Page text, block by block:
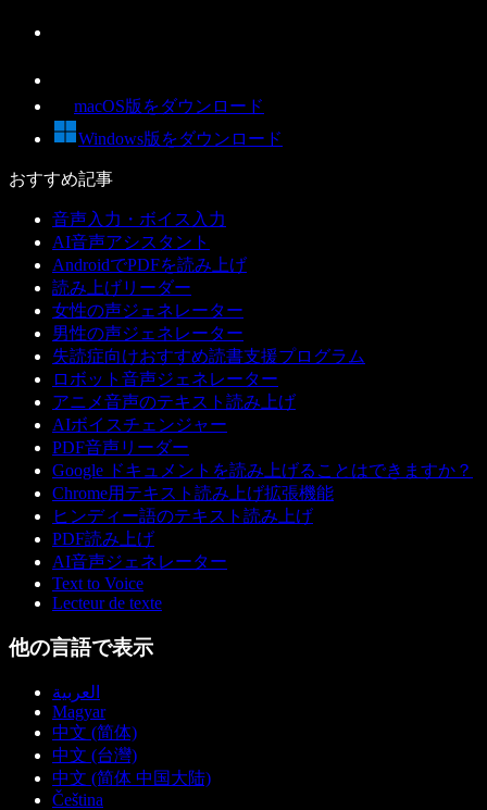
macOS版をダウンロード
Windows版をダウンロード
おすすめ記事
音声入力・ボイス入力
AI音声アシスタント
AndroidでPDFを読み上げ
読み上げリーダー
女性の声ジェネレーター
男性の声ジェネレーター
失読症向けおすすめ読書支援プログラム
ロボット音声ジェネレーター
アニメ音声のテキスト読み上げ
AIボイスチェンジャー
PDF音声リーダー
Google ドキュメントを読み上げることはできますか？
Chrome用テキスト読み上げ拡張機能
ヒンディー語のテキスト読み上げ
PDF読み上げ
AI音声ジェネレーター
Text to Voice
Lecteur de texte
他の言語で表示
العربية
Magyar
中文 (简体)
中文 (台灣)
中文 (简体 中国大陆)
Čeština